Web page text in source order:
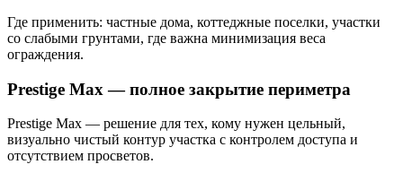
Где применить: частные дома, коттеджные поселки, участки
со слабыми грунтами, где важна минимизация веса
ограждения.
Prestige Max — полное закрытие периметра
Prestige Max — решение для тех, кому нужен цельный,
визуально чистый контур участка с контролем доступа и
отсутствием просветов.